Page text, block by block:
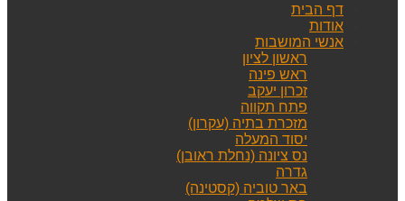
דף הבית
אודות
אנשי המושבות
ראשון לציון
ראש פינה
זכרון יעקב
פתח תקווה
מזכרת בתיה (עקרון)
יסוד המעלה
נס ציונה (נחלת ראובן)
גדרה
באר טוביה (קסטינה)